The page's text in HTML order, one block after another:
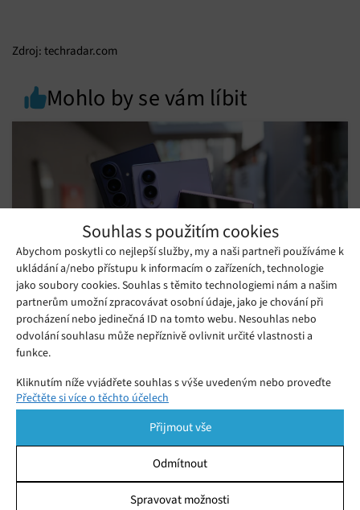
Souhlas s použitím cookies
Abychom poskytli co nejlepší služby, my a naši partneři používáme k
ukládání a/nebo přístupu k informacím o zařízeních, technologie
jako soubory cookies. Souhlas s těmito technologiemi nám a našim
partnerům umožní zpracovávat osobní údaje, jako je chování při
procházení nebo jedinečná ID na tomto webu. Nesouhlas nebo
odvolání souhlasu může nepříznivě ovlivnit určité vlastnosti a
funkce.
Kliknutím níže vyjádřete souhlas s výše uvedeným nebo proveďte
podrobnější rozhodnutí. Vaše volby budou použity pouze na tomto
pomocí přepínačů v Zásadách cookies nebo kliknutím na tlačítko
Spravovat souhlas ve spodní části obrazovky.
Přečtěte si více o těchto účelech
Přijmout vše
Odmítnout
Spravovat možnosti
Zdroj: techradar.com
Mohlo by se vám líbit
Samsung Galaxy Z Fold8 Ultra, Fold8 a
Flip8: skvělé skládačky pro každý životní
styl
Nová řada skládacích telefonů Samsung Galaxy Z Fold8 Ultra,
Fold8 a Flip8 přináší špičkový výkon, vylepšenou Galaxy AI a